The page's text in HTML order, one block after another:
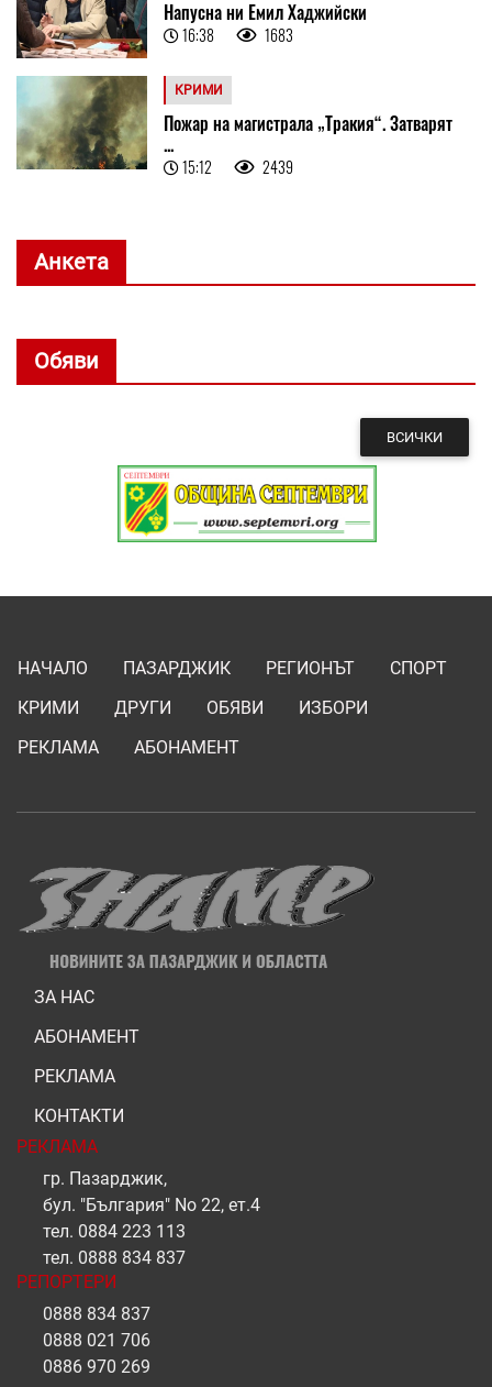
Напусна ни Емил Хаджийски
16:38 1683
КРИМИ
Пожар на магистрала „Тракия“. Затварят
...
15:12 2439
Анкета
Обяви
ВСИЧКИ
НАЧАЛО ПАЗАРДЖИК РЕГИОНЪТ
СПОРТ
КРИМИ
ДРУГИ ОБЯВИ
ИЗБОРИ
РЕКЛАМА
АБОНАМЕНТ
ЗА НАС
АБОНАМЕНТ
РЕКЛАМА
КОНТАКТИ
РЕКЛАМА
гр. Пазарджик,
бул. "България" No 22, ет.4
тел. 0884 223 113
тел. 0888 834 837
РЕПОРТЕРИ
0888 834 837
0888 021 706
0886 970 269